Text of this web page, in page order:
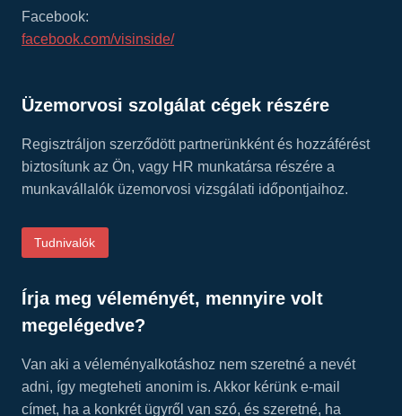
Facebook:
facebook.com/visinside/
Üzemorvosi szolgálat cégek részére
Regisztráljon szerződött partnerünkként és hozzáférést
biztosítunk az Ön, vagy HR munkatársa részére a
munkavállalók üzemorvosi vizsgálati időpontjaihoz.
Tudnivalók
Írja meg véleményét, mennyire volt
megelégedve?
Van aki a véleményalkotáshoz nem szeretné a nevét
adni, így megteheti anonim is. Akkor kérünk e-mail
címet, ha a konkrét ügyről van szó, és szeretné, ha